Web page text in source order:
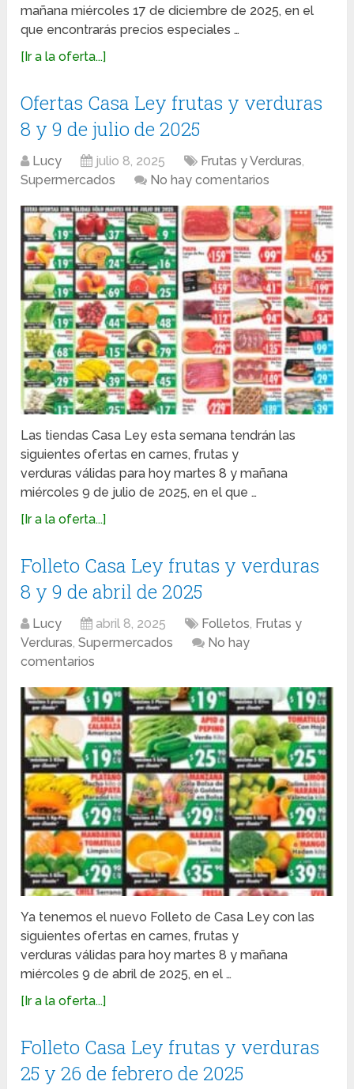
mañana miércoles 17 de diciembre de 2025, en el
que encontrarás precios especiales …
[Ir a la oferta...]
Ofertas Casa Ley frutas y verduras
8 y 9 de julio de 2025
Lucy julio 8, 2025 Frutas y Verduras,
Supermercados
No hay comentarios
Las tiendas Casa Ley esta semana tendrán las
siguientes ofertas en carnes, frutas y
verduras válidas para hoy martes 8 y mañana
miércoles 9 de julio de 2025, en el que …
[Ir a la oferta...]
Folleto Casa Ley frutas y verduras
8 y 9 de abril de 2025
Lucy abril 8, 2025 Folletos, Frutas y
Verduras,Supermercados
No hay
comentarios
Ya tenemos el nuevo Folleto de Casa Ley con las
siguientes ofertas en carnes, frutas y
verduras válidas para hoy martes 8 y mañana
miércoles 9 de abril de 2025, en el …
[Ir a la oferta...]
Folleto Casa Ley frutas y verduras
25 y 26 de febrero de 2025